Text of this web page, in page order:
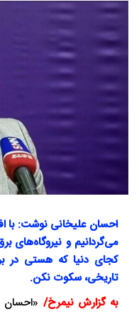
احسان علیخانی نوشت: با
می‌گردانیم و نیروگاه‌های
کجای دنیا که هستی در
تاریخی، سکوت نکن.
به گزارش نیمرخ/ «احسان